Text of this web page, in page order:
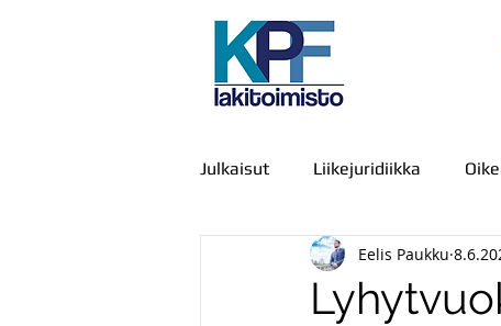
Julkaisut Liikejuridiikka
Julkiset hankinnat IT-
Eelis Paukku